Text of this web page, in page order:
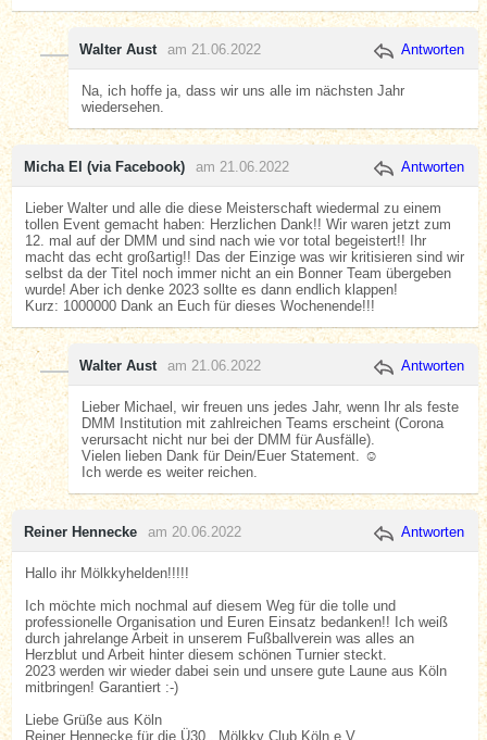
Walter Aust am 21.06.2022 Antworten
Na, ich hoffe ja, dass wir uns alle im nächsten Jahr
wiedersehen.
Micha El (via Facebook) am 21.06.2022 Antworten
Lieber Walter und alle die diese Meisterschaft wiedermal zu einem
tollen Event gemacht haben: Herzlichen Dank!! Wir waren jetzt zum
12. mal auf der DMM und sind nach wie vor total begeistert!! Ihr
macht das echt großartig!! Das der Einzige was wir kritisieren sind wir
selbst da der Titel noch immer nicht an ein Bonner Team übergeben
wurde! Aber ich denke 2023 sollte es dann endlich klappen!
Kurz: 1000000 Dank an Euch für dieses Wochenende!!!
Walter Aust am 21.06.2022 Antworten
Lieber Michael, wir freuen uns jedes Jahr, wenn Ihr als feste
DMM Institution mit zahlreichen Teams erscheint (Corona
verursacht nicht nur bei der DMM für Ausfälle).
Vielen lieben Dank für Dein/Euer Statement. ☺️
Ich werde es weiter reichen.
Reiner Hennecke am 20.06.2022 Antworten
Hallo ihr Mölkkyhelden!!!!!
Ich möchte mich nochmal auf diesem Weg für die tolle und
professionelle Organisation und Euren Einsatz bedanken!! Ich weiß
durch jahrelange Arbeit in unserem Fußballverein was alles an
Herzblut und Arbeit hinter diesem schönen Turnier steckt.
2023 werden wir wieder dabei sein und unsere gute Laune aus Köln
mitbringen! Garantiert :-)
Liebe Grüße aus Köln
Reiner Hennecke für die Ü30 . Mölkky Club Köln e.V.